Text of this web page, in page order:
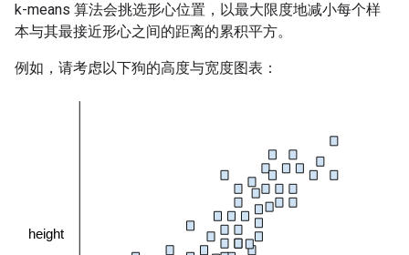
k-means 算法会挑选形心位置，以最大限度地减小每个样
本与其最接近形心之间的距离的累积平方。
例如，请考虑以下狗的高度与宽度图表：